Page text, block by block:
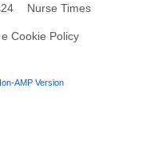
Nurse Times
Cookie Policy
AMP Version